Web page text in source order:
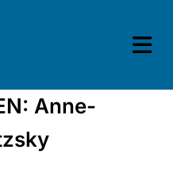
Anne-